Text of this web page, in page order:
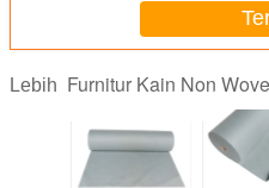
Lebih Furnitur Kain Non